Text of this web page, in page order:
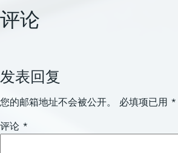
评论
发表回复
您的邮箱地址不会被公开。 必填项已用 *
评论 *